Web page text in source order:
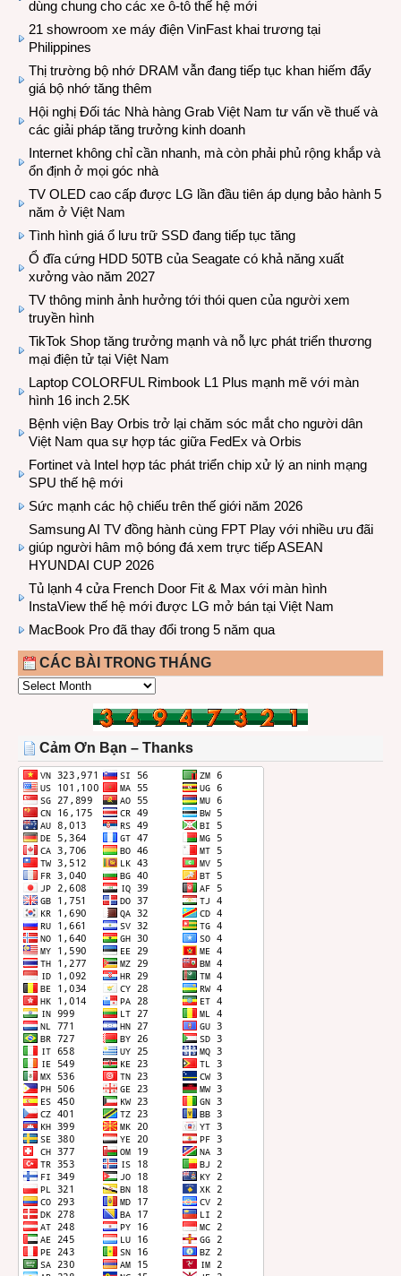
dùng chung cho các xe ô-tô thế hệ mới
21 showroom xe máy điện VinFast khai trương tại
Philippines
Thị trường bộ nhớ DRAM vẫn đang tiếp tục khan hiếm đẩy
giá bộ nhớ tăng thêm
Hội nghị Đối tác Nhà hàng Grab Việt Nam tư vấn về thuế và
các giải pháp tăng trưởng kinh doanh
Internet không chỉ cần nhanh, mà còn phải phủ rộng khắp và
ổn định ở mọi góc nhà
TV OLED cao cấp được LG lần đầu tiên áp dụng bảo hành 5
năm ở Việt Nam
Tình hình giá ổ lưu trữ SSD đang tiếp tục tăng
Ổ đĩa cứng HDD 50TB của Seagate có khả năng xuất
xưởng vào năm 2027
TV thông minh ảnh hưởng tới thói quen của người xem
truyền hình
TikTok Shop tăng trưởng mạnh và nỗ lực phát triển thương
mại điện tử tại Việt Nam
Laptop COLORFUL Rimbook L1 Plus mạnh mẽ với màn
hình 16 inch 2.5K
Bệnh viện Bay Orbis trở lại chăm sóc mắt cho người dân
Việt Nam qua sự hợp tác giữa FedEx và Orbis
Fortinet và Intel hợp tác phát triển chip xử lý an ninh mạng
SPU thế hệ mới
Sức mạnh các hộ chiếu trên thế giới năm 2026
Samsung AI TV đồng hành cùng FPT Play với nhiều ưu đãi
giúp người hâm mộ bóng đá xem trực tiếp ASEAN
HYUNDAI CUP 2026
Tủ lạnh 4 cửa French Door Fit & Max với màn hình
InstaView thế hệ mới được LG mở bán tại Việt Nam
MacBook Pro đã thay đổi trong 5 năm qua
CÁC BÀI TRONG THÁNG
CÁC
THÁNG
Cảm Ơn Bạn – Thanks